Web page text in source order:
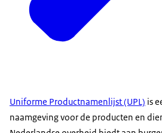
Uniforme Productnamenlijst (UPL) is
naamgeving voor de producten en